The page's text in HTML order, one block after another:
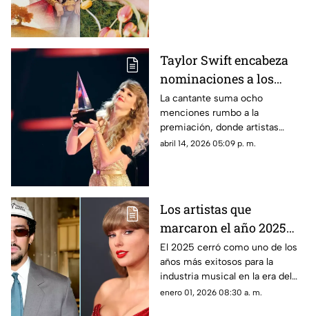
Taylor Swift encabeza
nominaciones a los
American Music
Awards 2026; latinos
destacan
La cantante suma ocho
menciones rumbo a la
premiación, donde artistas
latinos y nuevas figuras buscan
abril 14, 2026 05:09 p. m.
Los artistas que
marcaron el año 2025
musicalmente
El 2025 cerró como uno de los
años más exitosos para la
industria musical en la era del
streaming.
enero 01, 2026 08:30 a. m.